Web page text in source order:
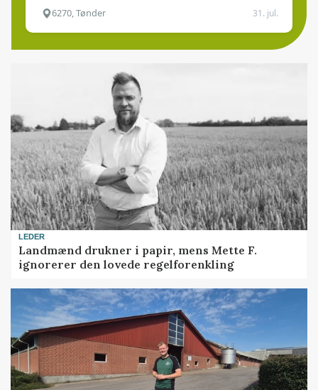
6270, Tønder 31. jul.
LEDER
Landmænd drukner i papir, mens Mette F.
ignorerer den lovede regelforenkling